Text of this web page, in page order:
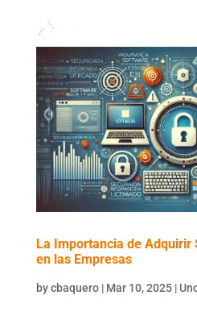
La Importancia de Adquirir
en las Empresas
bycbaquero| Mar 10, 2025|